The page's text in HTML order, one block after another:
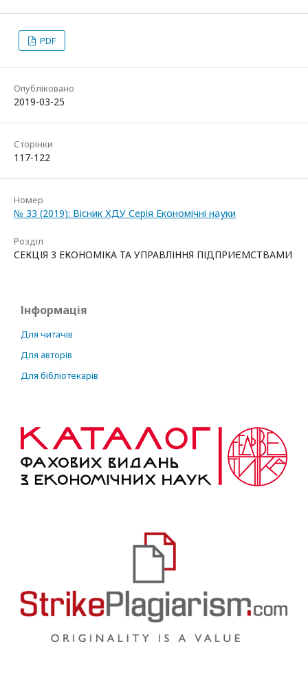
PDF
Опубліковано
2019-03-25
Сторінки
117-122
Номер
№ 33 (2019): Вісник ХДУ Серія Економічні науки
Розділ
СЕКЦІЯ 3 ЕКОНОМІКА ТА УПРАВЛІННЯ ПІДПРИЄМСТВАМИ
Інформація
Для читачів
Для авторів
Для бібліотекарів